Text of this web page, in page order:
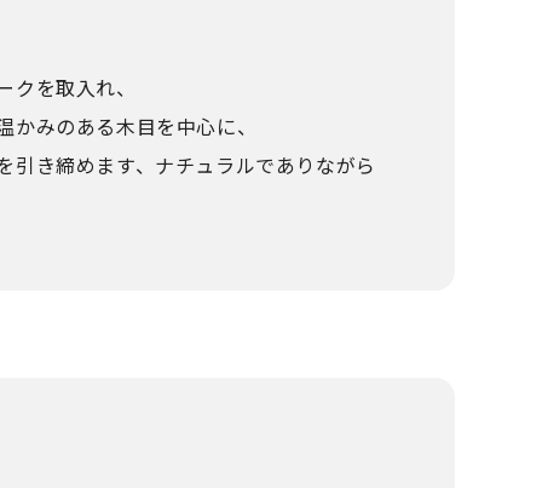
を取入れ、
みのある木目を中心に、
引き締めます、ナチュラルでありながら